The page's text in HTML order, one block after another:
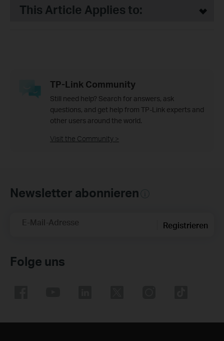
This Article Applies to:
TP-Link Community
Still need help? Search for answers, ask
questions, and get help from TP-Link experts and
other users around the world.
Visit the Community >
Newsletter abonnieren
E-Mail-Adresse Registrieren
Folge uns